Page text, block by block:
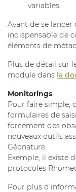
variables.
Avant de se lancer
indispensable de
éléments de
Plus de détail sur
module dans la
Monitorings
Pour faire simple,
formulaires de
forcément des
nouveaux outils
Géonature.
Exemple, il existe
protocoles
Pour plus